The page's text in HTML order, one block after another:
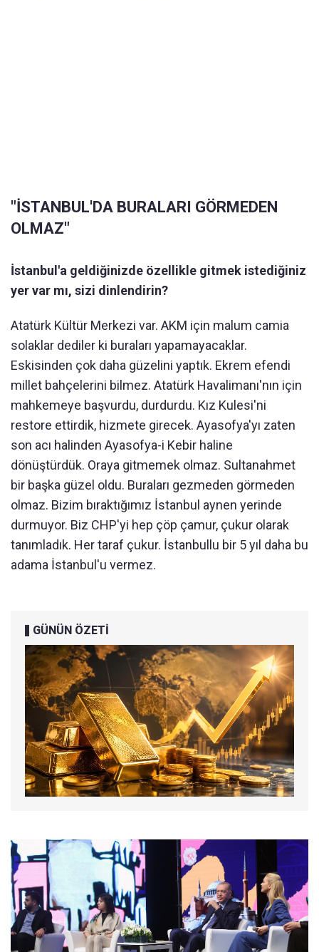
"İSTANBUL'DA BURALARI GÖRMEDEN
OLMAZ"
İstanbul'a geldiğinizde özellikle gitmek istediğiniz
yer var mı, sizi dinlendirin?
Atatürk Kültür Merkezi var. AKM için malum camia
solaklar dediler ki buraları yapamayacaklar.
Eskisinden çok daha güzelini yaptık. Ekrem efendi
millet bahçelerini bilmez. Atatürk Havalimanı'nın için
mahkemeye başvurdu, durdurdu. Kız Kulesi'ni
restore ettirdik, hizmete girecek. Ayasofya'yı zaten
son acı halinden Ayasofya-i Kebir haline
dönüştürdük. Oraya gitmemek olmaz. Sultanahmet
bir başka güzel oldu. Buraları gezmeden görmeden
olmaz. Bizim bıraktığımız İstanbul aynen yerinde
durmuyor. Biz CHP'yi hep çöp çamur, çukur olarak
tanımladık. Her taraf çukur. İstanbullu bir 5 yıl daha bu
adama İstanbul'u vermez.
GÜNÜN ÖZETİ